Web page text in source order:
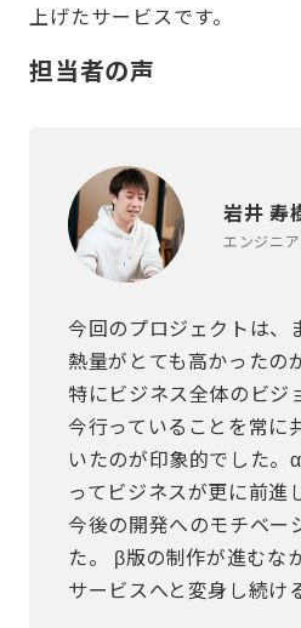
上げたサービスです。
担当者の声
岩井 寿
エンジニア
今回のプロジェクトは、
熱量がとても高かったの
特にビジネス全体のビジ
今行っていることを常に
いたのが印象的でした。
ってビジネスが更に前進
今後の開発へのモチベー
た。 β版の制作が進むな
サービスへと変身し続け